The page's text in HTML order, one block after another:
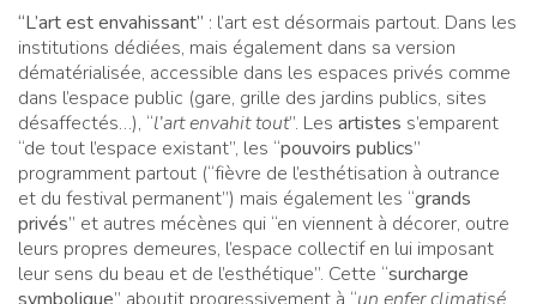
“L’art est envahissant” : l’art est désormais partout. Dans les
institutions dédiées, mais également dans sa version
dématérialisée, accessible dans les espaces privés comme
dans l’espace public (gare, grille des jardins publics, sites
désaffectés…), “l’art envahit tout”. Les artistes s’emparent
“de tout l’espace existant”, les “pouvoirs publics”
programment partout (“fièvre de l’esthétisation à outrance
et du festival permanent”) mais également les “grands
privés” et autres mécènes qui “en viennent à décorer, outre
leurs propres demeures, l’espace collectif en lui imposant
leur sens du beau et de l’esthétique”. Cette “surcharge
symbolique” aboutit progressivement à “un enfer climatisé